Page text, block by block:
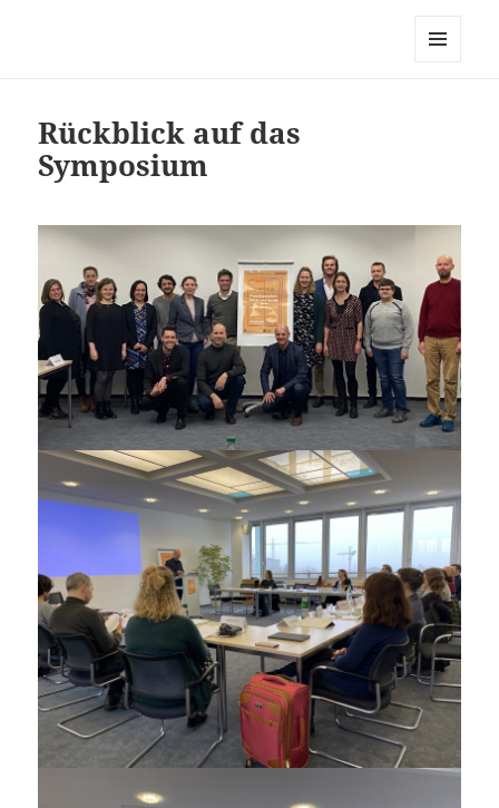
Fremdsprachenlehren und -lernen
Rückblick auf das
Symposium